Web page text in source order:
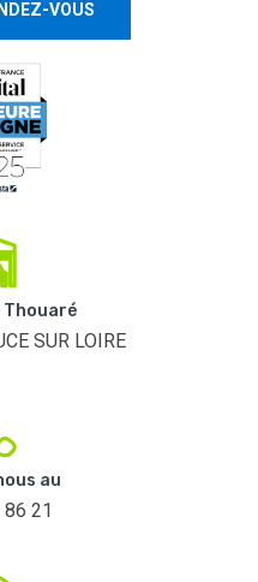
VOUS
Thouaré
SUR LOIRE
au
21